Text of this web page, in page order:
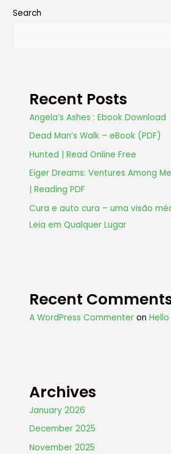
Search
Recent Posts
Angela’s Ashes : Ebook Download
Dead Man’s Walk – eBook (PDF)
Hunted | Read Online Free
Eiger Dreams: Ventures Among
| Reading PDF
Cura e auto cura – uma visão
Leia em Qualquer Lugar
Recent
A WordPress Commenter on
Archives
January 2026
December 2025
November 2025